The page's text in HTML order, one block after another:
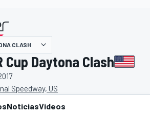
CLASH
Cup Daytona Clash
Speedway, US
NoticiasVideos